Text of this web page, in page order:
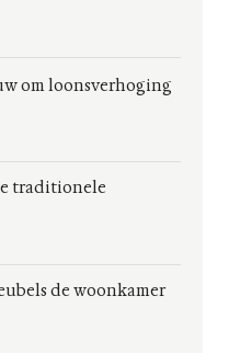
om loonsverhoging
traditionele
de woonkamer